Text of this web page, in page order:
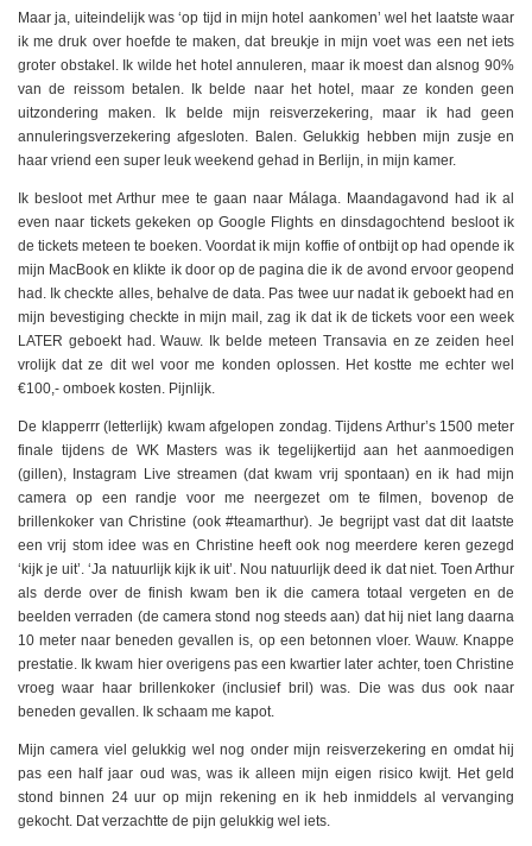
Maar ja, uiteindelijk was ‘op tijd in mijn hotel aankomen’ wel het laatste waar
ik me druk over hoefde te maken, dat breukje in mijn voet was een net iets
groter obstakel. Ik wilde het hotel annuleren, maar ik moest dan alsnog 90%
van de reissom betalen. Ik belde naar het hotel, maar ze konden geen
uitzondering maken. Ik belde mijn reisverzekering, maar ik had geen
annuleringsverzekering afgesloten. Balen. Gelukkig hebben mijn zusje en
haar vriend een super leuk weekend gehad in Berlijn, in mijn kamer.
Ik besloot met Arthur mee te gaan naar Málaga. Maandagavond had ik al
even naar tickets gekeken op Google Flights en dinsdagochtend besloot ik
de tickets meteen te boeken. Voordat ik mijn koffie of ontbijt op had opende ik
mijn MacBook en klikte ik door op de pagina die ik de avond ervoor geopend
had. Ik checkte alles, behalve de data. Pas twee uur nadat ik geboekt had en
mijn bevestiging checkte in mijn mail, zag ik dat ik de tickets voor een week
LATER geboekt had. Wauw. Ik belde meteen Transavia en ze zeiden heel
vrolijk dat ze dit wel voor me konden oplossen. Het kostte me echter wel
€100,- omboek kosten. Pijnlijk.
De klapperrr (letterlijk) kwam afgelopen zondag. Tijdens Arthur’s 1500 meter
finale tijdens de WK Masters was ik tegelijkertijd aan het aanmoedigen
(gillen), Instagram Live streamen (dat kwam vrij spontaan) en ik had mijn
camera op een randje voor me neergezet om te filmen, bovenop de
brillenkoker van Christine (ook #teamarthur). Je begrijpt vast dat dit laatste
een vrij stom idee was en Christine heeft ook nog meerdere keren gezegd
‘kijk je uit’. ‘Ja natuurlijk kijk ik uit’. Nou natuurlijk deed ik dat niet. Toen Arthur
als derde over de finish kwam ben ik die camera totaal vergeten en de
beelden verraden (de camera stond nog steeds aan) dat hij niet lang daarna
10 meter naar beneden gevallen is, op een betonnen vloer. Wauw. Knappe
prestatie. Ik kwam hier overigens pas een kwartier later achter, toen Christine
vroeg waar haar brillenkoker (inclusief bril) was. Die was dus ook naar
beneden gevallen. Ik schaam me kapot.
Mijn camera viel gelukkig wel nog onder mijn reisverzekering en omdat hij
pas een half jaar oud was, was ik alleen mijn eigen risico kwijt. Het geld
stond binnen 24 uur op mijn rekening en ik heb inmiddels al vervanging
gekocht. Dat verzachtte de pijn gelukkig wel iets.